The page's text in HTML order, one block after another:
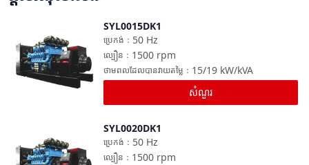
SYL0015DK1
50 Hz
ប្រេកង់ ：
1500 rpm
ល្បឿន ：
15/19 kW/kVA
ថាមពលដែលបានវាយតម្លៃ ：
សំណួរ
SYL0020DK1
50 Hz
ប្រេកង់ ：
1500 rpm
ល្បឿន ：